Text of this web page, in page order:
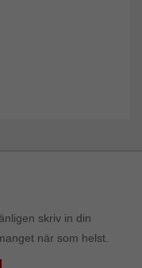
skriv in din
när som helst.